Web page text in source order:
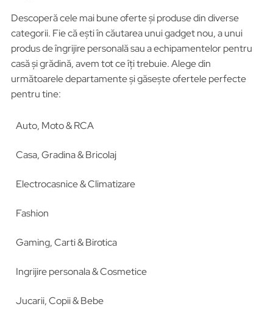
Descoperă cele mai bune oferte și produse din diverse
categorii. Fie că ești în căutarea unui gadget nou, a unui
produs de îngrijire personală sau a echipamentelor pentru
casă și grădină, avem tot ce îți trebuie. Alege din
următoarele departamente și găsește ofertele perfecte
pentru tine:
Auto, Moto & RCA
Casa, Gradina & Bricolaj
Electrocasnice & Climatizare
Fashion
Gaming, Carti & Birotica
Ingrijire personala & Cosmetice
Jucarii, Copii & Bebe